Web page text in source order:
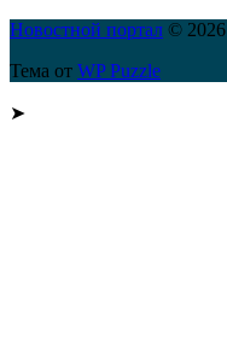
Новостной портал © 2026
Тема от WP Puzzle
➤